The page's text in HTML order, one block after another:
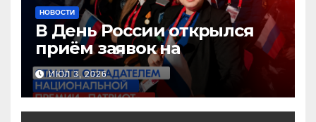
НОВОСТИ
В День России открылся
приём заявок на
Национальную премию
«Патриот»
ИЮЛ 3, 2026